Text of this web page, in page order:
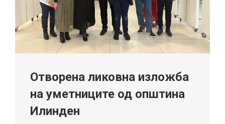
Отворена ликовна изложба
на уметниците од општина
Илинден